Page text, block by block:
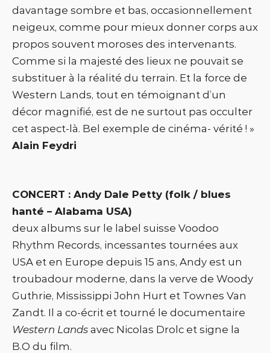
davantage sombre et bas, occasionnellement
neigeux, comme pour mieux donner corps aux
propos souvent moroses des intervenants.
Comme si la majesté des lieux ne pouvait se
substituer à la réalité du terrain. Et la force de
Western Lands, tout en témoignant d’un
décor magnifié, est de ne surtout pas occulter
cet aspect-là. Bel exemple de cinéma- vérité ! »
Alain Feydri
CONCERT : Andy Dale Petty (folk / blues
hanté – Alabama USA)
deux albums sur le label suisse Voodoo
Rhythm Records, incessantes tournées aux
USA et en Europe depuis 15 ans, Andy est un
troubadour moderne, dans la verve de Woody
Guthrie, Mississippi John Hurt et Townes Van
Zandt. Il a co-écrit et tourné le documentaire
Western Lands avec Nicolas Drolc et signe la
B.O du film.